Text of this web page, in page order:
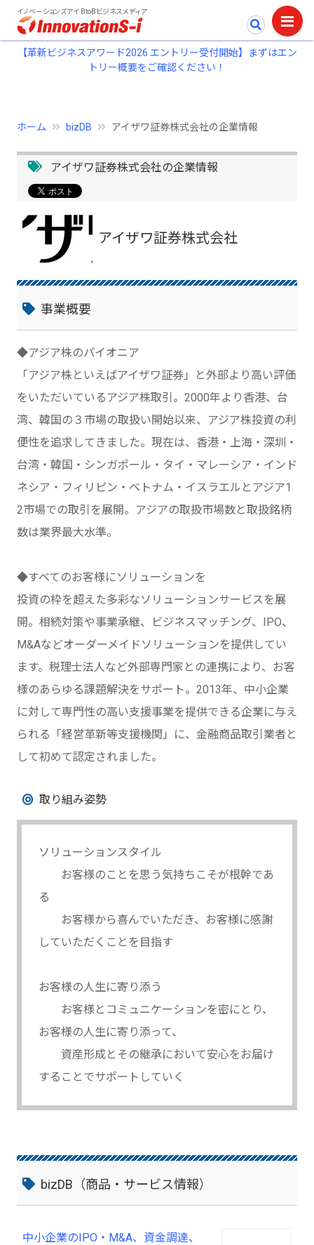
イノベーションズアイ BtoBビジネスメディア
【革新ビジネスアワード2026 エントリー受付開始】まずはエン
トリー概要をご確認ください！
ホーム bizDB アイザワ証券株式会社の企業情報
アイザワ証券株式会社の企業情報
アイザワ証券株式会社
事業概要
◆アジア株のパイオニア
「アジア株といえばアイザワ証券」と外部より高い評価
をいただいているアジア株取引。2000年より香港、台
湾、韓国の３市場の取扱い開始以来、アジア株投資の利
便性を追求してきました。現在は、香港・上海・深圳・
台湾・韓国・シンガポール・タイ・マレーシア・インド
ネシア・フィリピン・ベトナム・イスラエルとアジア1
2市場での取引を展開。アジアの取扱市場数と取扱銘柄
数は業界最大水準。
◆すべてのお客様にソリューションを
投資の枠を超えた多彩なソリューションサービスを展
開。相続対策や事業承継、ビジネスマッチング、IPO、
M&Aなどオーダーメイドソリューションを提供してい
ます。税理士法人など外部専門家との連携により、お客
様のあらゆる課題解決をサポート。2013年、中小企業
に対して専門性の高い支援事業を提供できる企業に与え
られる「経営革新等支援機関」に、金融商品取引業者と
して初めて認定されました。
取り組み姿勢
ソリューションスタイル
お客様のことを思う気持ちこそが根幹であ
る
お客様から喜んでいただき、お客様に感謝
していただくことを目指す
お客様の人生に寄り添う
お客様とコミュニケーションを密にとり、
お客様の人生に寄り添って、
資産形成とその継承において安心をお届け
することでサポートしていく
bizDB（商品・サービス情報）
中小企業のIPO・M&A、資金調達、